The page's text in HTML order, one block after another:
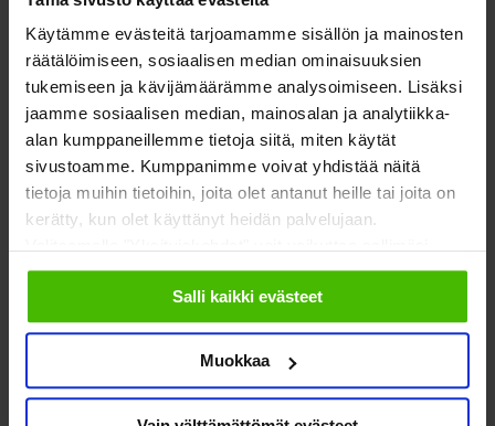
Käytämme evästeitä tarjoamamme sisällön ja mainosten
räätälöimiseen, sosiaalisen median ominaisuuksien
tukemiseen ja kävijämäärämme analysoimiseen. Lisäksi
jaamme sosiaalisen median, mainosalan ja analytiikka-
alan kumppaneillemme tietoja siitä, miten käytät
sivustoamme. Kumppanimme voivat yhdistää näitä
tietoja muihin tietoihin, joita olet antanut heille tai joita on
kerätty, kun olet käyttänyt heidän palvelujaan.
evästeisiin.
Salli kaikki evästeet
Muokkaa
Palaa SOSTEnaluevaalit-sivulle.
SOSTE Suomen sosiaali ja terveys ry
Yliopistonkatu 5
Meistä